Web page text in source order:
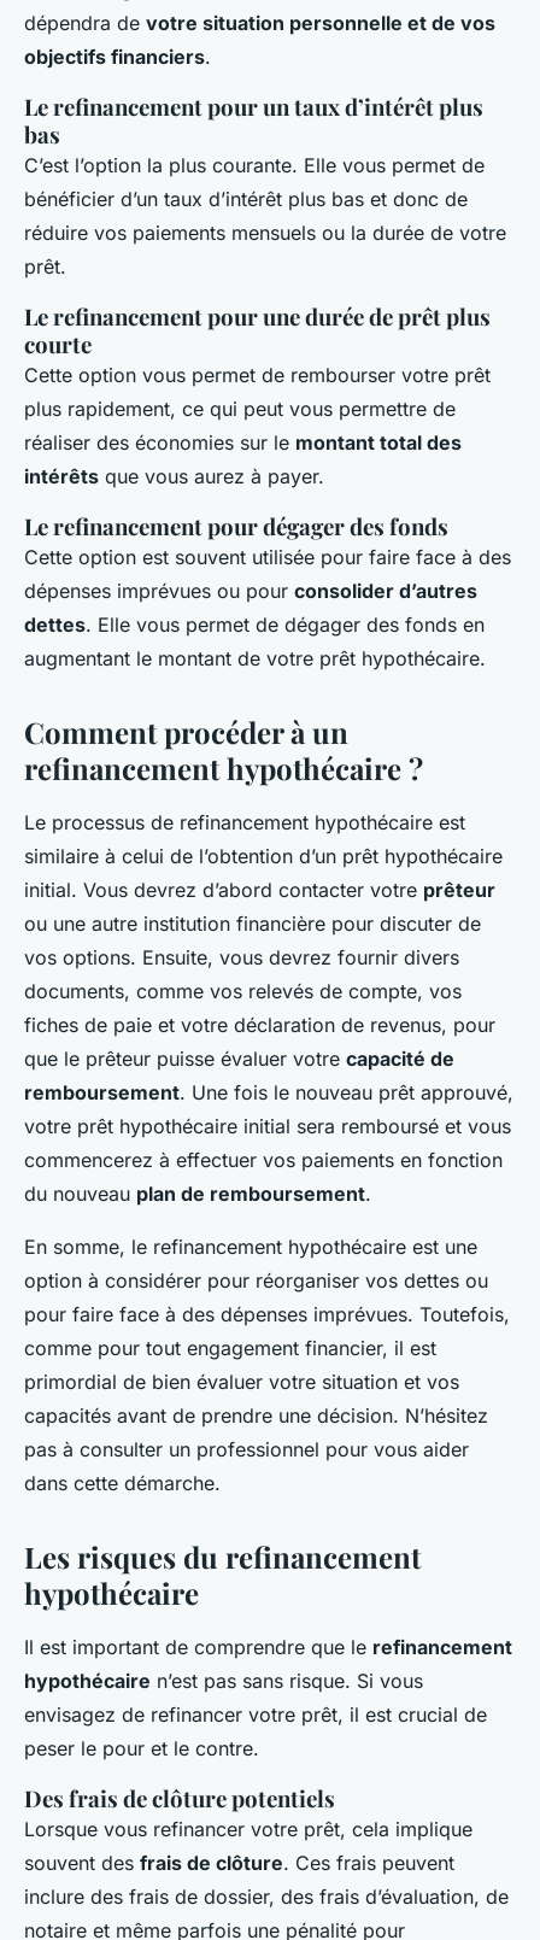
dépendra de votre situation personnelle et de vos
objectifs financiers.
Le refinancement pour un taux d’intérêt plus
bas
C’est l’option la plus courante. Elle vous permet de
bénéficier d’un taux d’intérêt plus bas et donc de
réduire vos paiements mensuels ou la durée de votre
prêt.
Le refinancement pour une durée de prêt plus
courte
Cette option vous permet de rembourser votre prêt
plus rapidement, ce qui peut vous permettre de
réaliser des économies sur le montant total des
intérêts que vous aurez à payer.
Le refinancement pour dégager des fonds
Cette option est souvent utilisée pour faire face à des
dépenses imprévues ou pour consolider d’autres
dettes. Elle vous permet de dégager des fonds en
augmentant le montant de votre prêt hypothécaire.
Comment procéder à un
refinancement hypothécaire ?
Le processus de refinancement hypothécaire est
similaire à celui de l’obtention d’un prêt hypothécaire
initial. Vous devrez d’abord contacter votre prêteur
ou une autre institution financière pour discuter de
vos options. Ensuite, vous devrez fournir divers
documents, comme vos relevés de compte, vos
fiches de paie et votre déclaration de revenus, pour
que le prêteur puisse évaluer votre capacité de
remboursement. Une fois le nouveau prêt approuvé,
votre prêt hypothécaire initial sera remboursé et vous
commencerez à effectuer vos paiements en fonction
du nouveau plan de remboursement.
En somme, le refinancement hypothécaire est une
option à considérer pour réorganiser vos dettes ou
pour faire face à des dépenses imprévues. Toutefois,
comme pour tout engagement financier, il est
primordial de bien évaluer votre situation et vos
capacités avant de prendre une décision. N’hésitez
pas à consulter un professionnel pour vous aider
dans cette démarche.
Les risques du refinancement
hypothécaire
Il est important de comprendre que le refinancement
hypothécaire n’est pas sans risque. Si vous
envisagez de refinancer votre prêt, il est crucial de
peser le pour et le contre.
Des frais de clôture potentiels
Lorsque vous refinancer votre prêt, cela implique
souvent des frais de clôture. Ces frais peuvent
inclure des frais de dossier, des frais d’évaluation, de
notaire et même parfois une pénalité pour